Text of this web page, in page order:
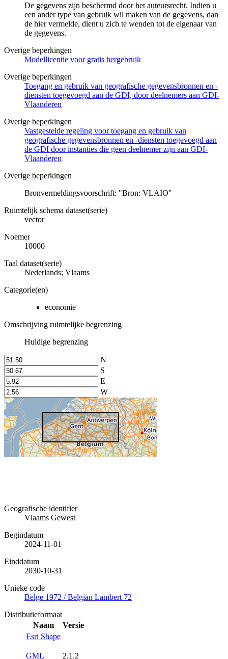
De gegevens zijn beschermd door het auteursrecht. Indien u
een ander type van gebruik wil maken van de gegevens, dan
de hier vermelde, dient u zich te wenden tot de eigenaar van
de gegevens.
Overige beperkingen
Modellicentie voor gratis hergebruik
Overige beperkingen
Toegang en gebruik van geografische gegevensbronnen en -
diensten toegevoegd aan de GDI, door deelnemers aan GDI-
Vlaanderen
Overige beperkingen
Vastgestelde regeling voor toegang en gebruik van
geografische gegevensbronnen en -diensten toegevoegd aan
de GDI door instanties die geen deelnemer zijn aan GDI-
Vlaanderen
Overige beperkingen
Bronvermeldingsvoorschrift: "Bron: VLAIO"
Ruimtelijk schema dataset(serie)
vector
Noemer
10000
Taal dataset(serie)
Nederlands; Vlaams
Categorie(en)
economie
Omschrijving ruimtelijke begrenzing
Huidige begrenzing
N
S
E
W
Geografische identifier
Vlaams Gewest
Begindatum
2024-11-01
Einddatum
2030-10-31
Unieke code
Belge 1972 / Belgian Lambert 72
Distributieformaat
Naam
Versie
Esri Shape
GML 2.1.2